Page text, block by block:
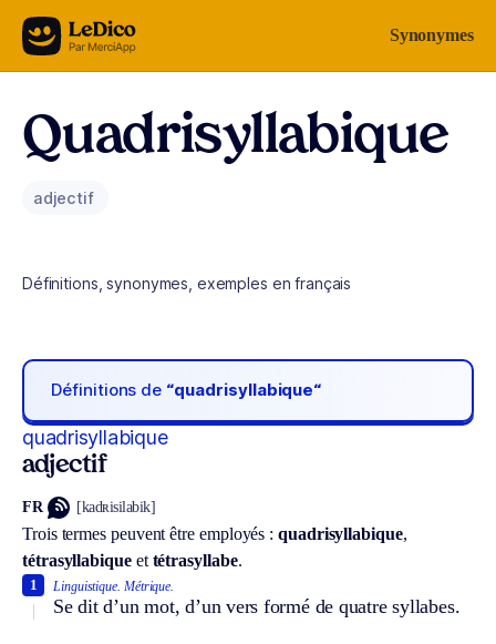
Aller au contenu Synonymes
Quadrisyllabique
adjectif
Définitions, synonymes, exemples en français
Définitions de “quadrisyllabique“
quadrisyllabique
adjectif
FR [kadʀisilabik]
Trois termes peuvent être employés :quadrisyllabique,
tétrasyllabiqueet tétrasyllabe.
Linguistique. Métrique.
Se dit d’un mot, d’un vers formé de quatre syllabes.
1